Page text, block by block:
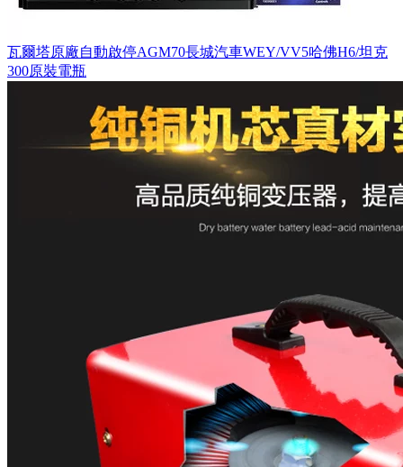
瓦爾塔原廠自動啟停AGM70長城汽車WEY/VV5哈佛H6/坦克
300原裝電瓶